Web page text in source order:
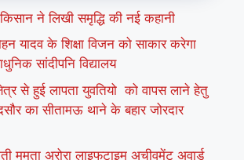
ने लिखी समृद्धि की नई कहानी
यादव के शिक्षा विजन को साकार करेगा
सांदीपनि विद्यालय
से हुई लापता युवतियो को वापस लाने हेतु
का सीतामऊ थाने के बहार जोरदार
ममता अरोरा लाइफटाइम अचीवमेंट अवार्ड